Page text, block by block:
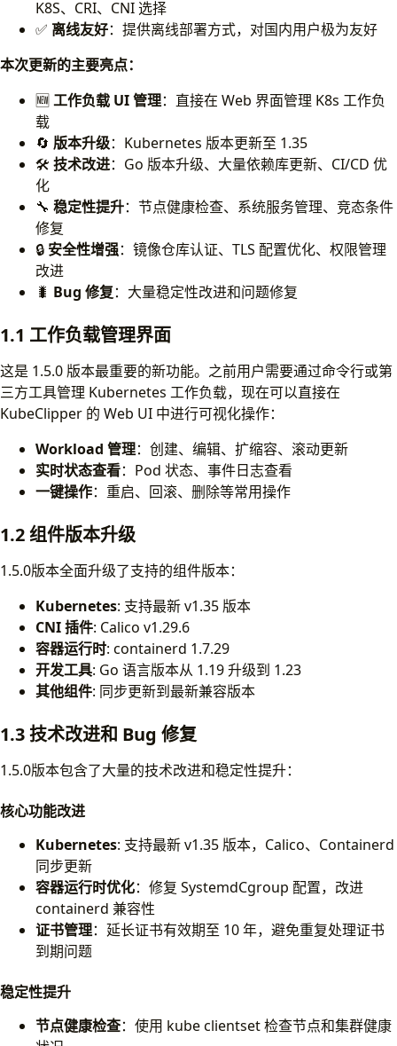
K8S、CRI、CNI 选择
✅ 离线友好：提供离线部署方式，对国内用户极为友好
本次更新的主要亮点：
🆕工作负载 UI 管理：直接在 Web 界面管理 K8s 工作负
载
🔄 版本升级：Kubernetes 版本更新至 1.35
🛠️ 技术改进：Go 版本升级、大量依赖库更新、CI/CD 优
化
🔧 稳定性提升：节点健康检查、系统服务管理、竞态条件
修复
🔒 安全性增强：镜像仓库认证、TLS 配置优化、权限管理
改进
🐛 Bug 修复：大量稳定性改进和问题修复
1.1 工作负载管理界面
这是 1.5.0 版本最重要的新功能。之前用户需要通过命令行或第
三方工具管理 Kubernetes 工作负载，现在可以直接在
KubeClipper 的 Web UI 中进行可视化操作：
Workload 管理：创建、编辑、扩缩容、滚动更新
实时状态查看：Pod 状态、事件日志查看
一键操作：重启、回滚、删除等常用操作
1.2 组件版本升级
1.5.0版本全面升级了支持的组件版本：
Kubernetes: 支持最新 v1.35 版本
CNI 插件: Calico v1.29.6
容器运行时: containerd 1.7.29
开发工具: Go 语言版本从 1.19 升级到 1.23
其他组件: 同步更新到最新兼容版本
1.3 技术改进和 Bug 修复
1.5.0版本包含了大量的技术改进和稳定性提升：
核心功能改进
Kubernetes: 支持最新 v1.35 版本，Calico、Containerd
同步更新
容器运行时优化：修复 SystemdCgroup 配置，改进
containerd 兼容性
证书管理：延长证书有效期至 10 年，避免重复处理证书
到期问题
稳定性提升
节点健康检查：使用 kube clientset 检查节点和集群健康